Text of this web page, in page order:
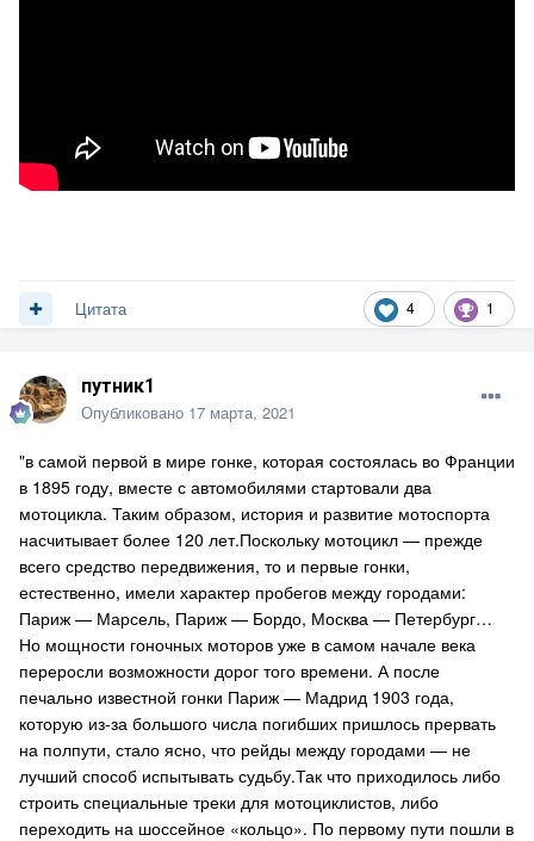
4 1
Цитата
путник1
Опубликовано 17 марта, 2021
"в самой первой в мире гонке, которая состоялась во Франции
в 1895 году, вместе с автомобилями стартовали два
мотоцикла. Таким образом, история и развитие мотоспорта
насчитывает более 120 лет.Поскольку мотоцикл — прежде
всего средство передвижения, то и первые гонки,
естественно, имели характер пробегов между городами:
Париж — Марсель, Париж — Бордо, Москва — Петербург…
Но мощности гоночных моторов уже в самом начале века
переросли возможности дорог того времени. А после
печально известной гонки Париж — Мадрид 1903 года,
которую из-за большого числа погибших пришлось прервать
на полпути, стало ясно, что рейды между городами — не
лучший способ испытывать судьбу.Так что приходилось либо
строить специальные треки для мотоциклистов, либо
переходить на шоссейное «кольцо». По первому пути пошли в